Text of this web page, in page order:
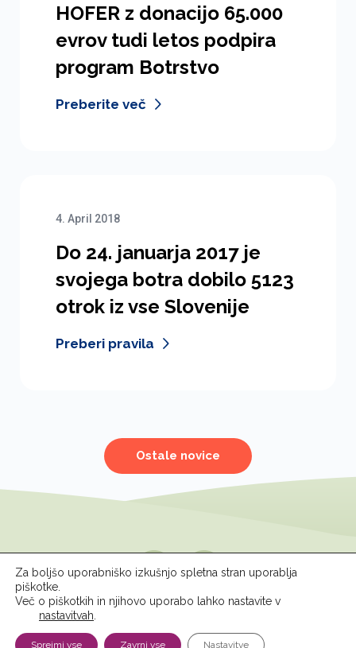
HOFER z donacijo 65.000
evrov tudi letos podpira
program Botrstvo
Preberite več
4. April 2018
Do 24. januarja 2017 je
svojega botra dobilo 5123
otrok iz vse Slovenije
Preberi pravila
Ostale novice
Spremljajte nas
© 2026 ZPM Moste Pravno obvestilo
Za boljšo uporabniško izkušnjo spletna stran uporablja
piškotke.
Več o piškotkih in njihovo uporabo lahko nastavite v
nastavitvah
Sprejmi vse Zavrni vse Nastavitve